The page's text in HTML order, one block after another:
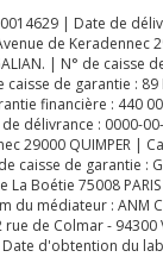
ICI POUR
| Date de
de Keradennec
| N° de caisse
de garantie : 89
financière : 440
délivrance : 0000-
29000 QUIMPER |
caisse de garantie :
La Boétie 75008
du médiateur : ANM
de Colmar -
d'obtention du